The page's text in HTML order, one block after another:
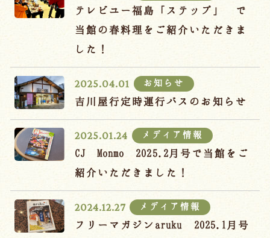
テレビユー福島「ステップ」 で
当館の春料理をご紹介いただきま
した！
2025.04.01 お知らせ
吉川屋行定時運行バスのお知らせ
2025.01.24 メディア情報
CJ Monmo 2025.2月号で当館をご
紹介いただきました！
2024.12.27 メディア情報
フリーマガジンaruku 2025.1月号
024-542-2226
Language